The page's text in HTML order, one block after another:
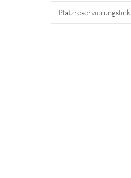
Platzreservierungslink